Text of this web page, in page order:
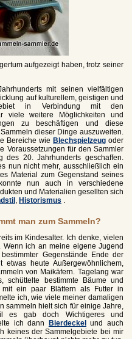
aufgezeigt haben, trotz seiner
mit seinen vielfältigen
auf kulturellem, geistigen und
Gebiet in Verbindung mit den
viele weitere Möglichkeiten und
zu beschäftigen und diese
dieser Dinge auszuweiten.
Bereiche wie Blechspielzeug oder
Voraussetzungen für den Sammler
20. Jahrhunderts geschaffen.
nun nicht mehr, ausschließlich ein
Material zum Gegenstand seines
nun auch in verschiedene
und Materialien gesellten sich
Historismus
man zum Sammeln?
im Kindesalter. Ich denke, vielen
ich an meine eigene Jugend
Gegenstände Ende der
etwas heute Außergewöhnlichem,
von Maikäfern. Tagelang war
schüttelte bestimmte Bäume und
mit ein paar Blättern als Futter in
ich, wie viele meiner damaligen
sammeln hielt sich für einige Jahre,
es gab doch Wichtigeres und
ich dann Bierdeckelund auch
keines der Sammelgebiete bei mir